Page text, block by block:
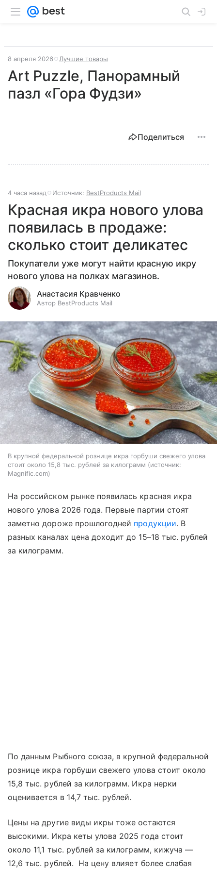
8 апреля 2026 Лучшие товары
Art Puzzle, Панорамный
пазл «Гора Фудзи»
Поделиться
4 часа назад Источник: BestProducts Mail
Красная икра нового улова
появилась в продаже:
сколько стоит деликатес
Покупатели уже могут найти красную икру
нового улова на полках магазинов.
Анастасия Кравченко
Автор BestProducts Mail
В крупной федеральной рознице икра горбуши свежего улова
стоит около 15,8 тыс. рублей за килограмм
источник:
Magnific.com
На российском рынке появилась красная икра
нового улова 2026 года. Первые партии стоят
заметно дороже прошлогодней продукции. В
разных каналах цена доходит до 15–18 тыс. рублей
за килограмм.
По данным Рыбного союза, в крупной федеральной
рознице икра горбуши свежего улова стоит около
15,8 тыс. рублей за килограмм. Икра нерки
оценивается в 14,7 тыс. рублей.
Цены на другие виды икры тоже остаются
высокими. Икра кеты улова 2025 года стоит
около 11,1 тыс. рублей за килограмм, кижуча —
12,6 тыс. рублей. На цену влияет более слабая